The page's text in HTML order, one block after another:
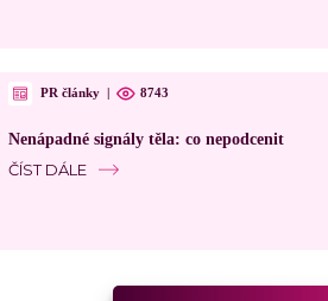
PR články | 8743
Nenápadné signály těla: co nepodcenit
ČÍST DÁLE